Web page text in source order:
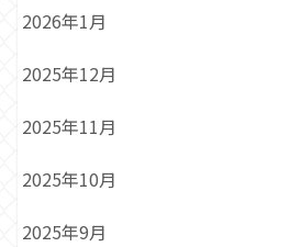
2026年1月
2025年12月
2025年11月
2025年10月
2025年9月